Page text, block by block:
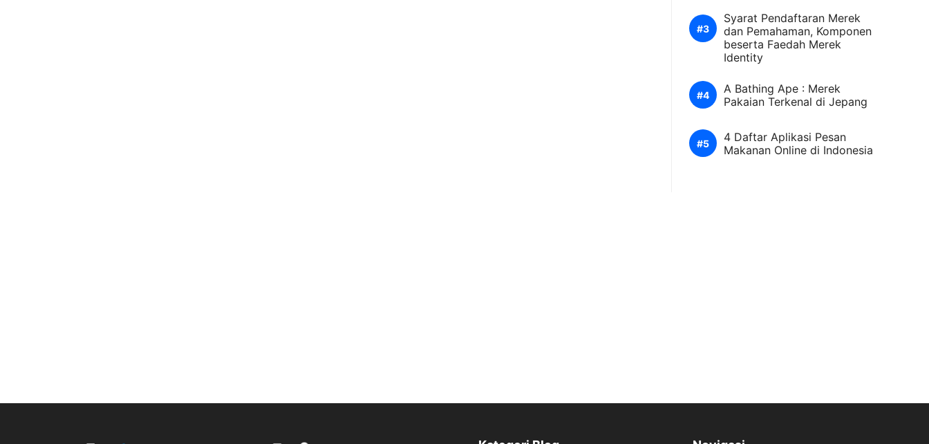
Syarat Pendaftaran Merek
dan Pemahaman, Komponen
beserta Faedah Merek
Identity
A Bathing Ape : Merek
Pakaian Terkenal di Jepang
4 Daftar Aplikasi Pesan
Makanan Online di Indonesia